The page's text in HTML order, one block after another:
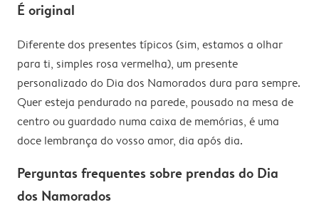
É original
Diferente dos presentes típicos (sim, estamos a olhar
para ti, simples rosa vermelha), um presente
personalizado do Dia dos Namorados dura para sempre.
Quer esteja pendurado na parede, pousado na mesa de
centro ou guardado numa caixa de memórias, é uma
doce lembrança do vosso amor, dia após dia.
Perguntas frequentes sobre prendas do Dia
dos Namorados